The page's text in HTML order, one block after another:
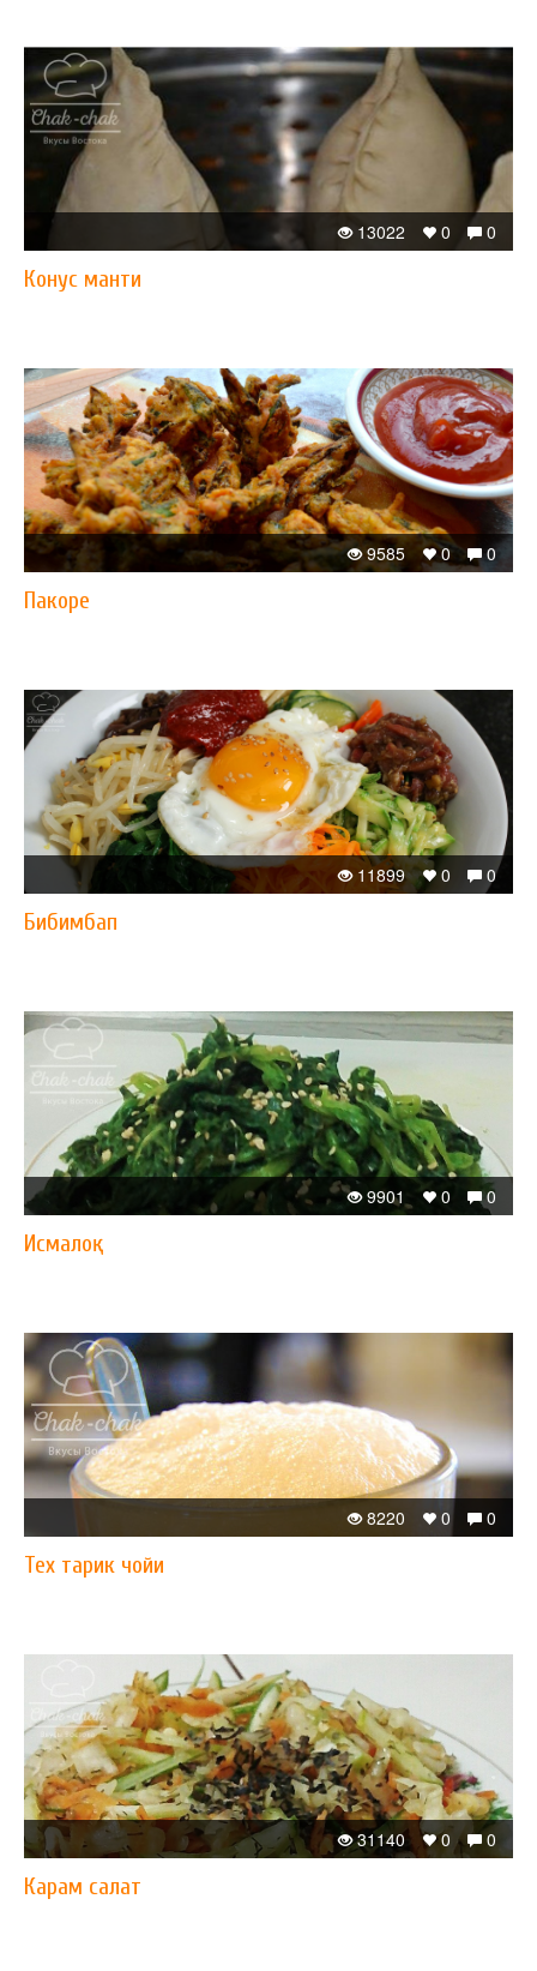
0
0
13022
Конус манти
0
0
9585
Пакоре
0
0
11899
Бибимбап
0
0
9901
Исмалоқ
0
0
8220
Теx тарик чойи
0
0
31140
Карам салат